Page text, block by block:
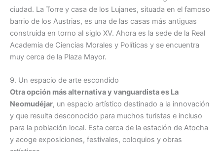
ciudad. La Torre y casa de los Lujanes, situada en el famoso
barrio de los Austrias, es una de las casas más antiguas
construida en torno al siglo XV. Ahora es la sede de la Real
Academia de Ciencias Morales y Políticas y se encuentra
muy cerca de la Plaza Mayor.
9. Un espacio de arte escondido
Otra opción más alternativa y vanguardista es La
Neomudéjar, un espacio artístico destinado a la innovación
y que resulta desconocido para muchos turistas e incluso
para la población local. Esta cerca de la estación de Atocha
y acoge exposiciones, festivales, coloquios y obras